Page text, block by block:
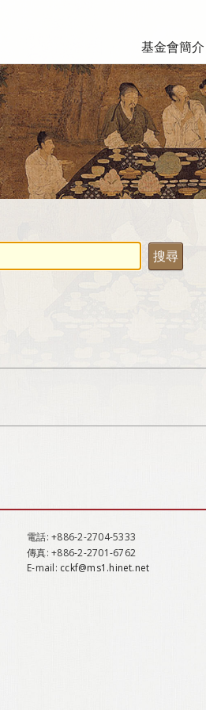
基金會簡介
電話: +886-2-2704-5333
傳真: +886-2-2701-6762
E-mail: cckf@ms1.hinet.net